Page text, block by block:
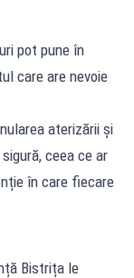
pot pune în
care are nevoie
aterizării și
ceea ce ar
în care fiecare
Bistrița le